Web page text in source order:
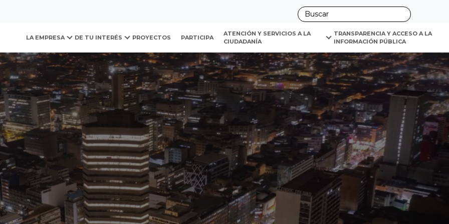
LA EMPRESA DE TU INTERÉS PROYECTOS PARTICIPA
ATENCIÓN Y SERVICIOS A LA
CIUDADANÍA
TRANSPARENCIA Y ACCESO A LA
INFORMACIÓN PÚBLICA